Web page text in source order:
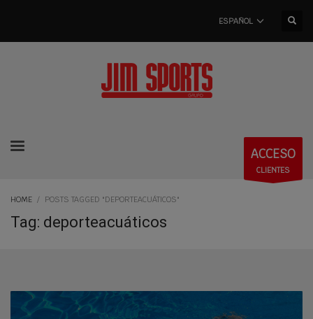
ESPAÑOL
ACCESO
CLIENTES
HOME POSTS TAGGED "DEPORTEACUÁTICOS"
Tag: deporteacuáticos